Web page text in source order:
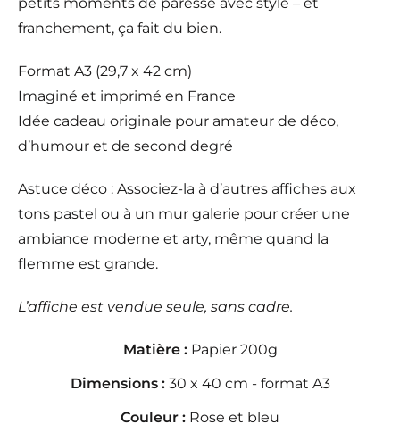
franchement, ça fait du bien.
Format A3 (29,7 x 42 cm)
Imaginé et imprimé en France
Idée cadeau originale pour amateur de déco,
d’humour et de second degré
Astuce déco : Associez-la à d’autres affiches aux
tons pastel ou à un mur galerie pour créer une
ambiance moderne et arty, même quand la
flemme est grande.
L’affiche est vendue seule, sans cadre.
Matière :Papier 200g
Dimensions :30 x 40 cm - format A3
Couleur : Rose et bleu